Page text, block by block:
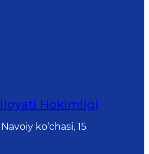
Hоkimligi
ko‘chаsi, 15